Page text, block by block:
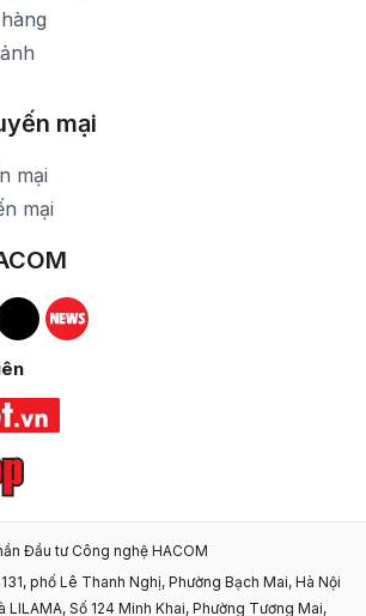
mại
mại
mại
Instagram
Hacom TikTok
Đầu tư Công nghệ HACOM
phố Lê Thanh Nghị, Phường Bạch Mai, Hà Nội
LILAMA, Số 124 Minh Khai, Phường Tương Mai,